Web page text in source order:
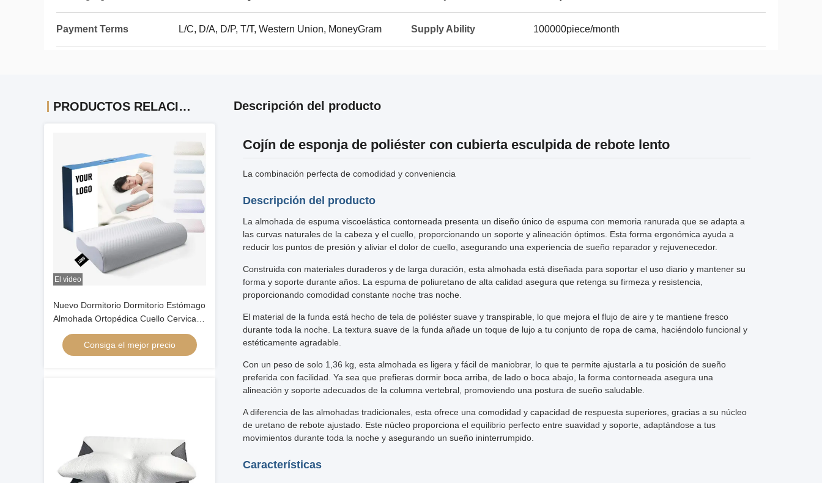
Payment Terms L/C, D/A, D/P, T/T, Western Union, MoneyGram Supply Ability 100000piece/month
PRODUCTOS RELACIONADOS
El video
Nuevo Dormitorio Dormitorio Estómago
Almohada Ortopédica Cuello Cervical
Contour de bambú Ergonómica
Memoria de espuma Almohada
Ortopédica Cabeza
Consiga el mejor precio
Descripción del producto
Cojín de esponja de poliéster con cubierta esculpida de rebote lento
La combinación perfecta de comodidad y conveniencia
Descripción del producto
La almohada de espuma viscoelástica contorneada presenta un diseño único de espuma con memoria ranurada que se adapta a
las curvas naturales de la cabeza y el cuello, proporcionando un soporte y alineación óptimos. Esta forma ergonómica ayuda a
reducir los puntos de presión y aliviar el dolor de cuello, asegurando una experiencia de sueño reparador y rejuvenecedor.
Construida con materiales duraderos y de larga duración, esta almohada está diseñada para soportar el uso diario y mantener su
forma y soporte durante años. La espuma de poliuretano de alta calidad asegura que retenga su firmeza y resistencia,
proporcionando comodidad constante noche tras noche.
El material de la funda está hecho de tela de poliéster suave y transpirable, lo que mejora el flujo de aire y te mantiene fresco
durante toda la noche. La textura suave de la funda añade un toque de lujo a tu conjunto de ropa de cama, haciéndolo funcional y
estéticamente agradable.
Con un peso de solo 1,36 kg, esta almohada es ligera y fácil de maniobrar, lo que te permite ajustarla a tu posición de sueño
preferida con facilidad. Ya sea que prefieras dormir boca arriba, de lado o boca abajo, la forma contorneada asegura una
alineación y soporte adecuados de la columna vertebral, promoviendo una postura de sueño saludable.
A diferencia de las almohadas tradicionales, esta ofrece una comodidad y capacidad de respuesta superiores, gracias a su núcleo
de uretano de rebote ajustado. Este núcleo proporciona el equilibrio perfecto entre suavidad y soporte, adaptándose a tus
movimientos durante toda la noche y asegurando un sueño ininterrumpido.
Características